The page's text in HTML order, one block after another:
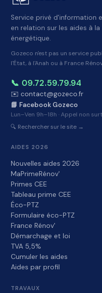
Service privé d'information
en relation sur les aides à
énergétique.
Gozeco n'est pas un service
l'État, à l'Anah ou à France
📞 09.72.59.79.94
✉️ contact@gozeco.fr
📘 Facebook Gozeco
Lun–Ven 9h–18h · Appel non
🔍 Rechercher sur le site →
AIDES 2026
Nouvelles aides 2026
MaPrimeRénov'
Primes CEE
Tableau prime CEE
Éco-PTZ
Formulaire éco-PTZ
France Rénov'
Démarchage et loi
TVA 5,5%
Cumuler les aides
Aides par profil
TRAVAUX